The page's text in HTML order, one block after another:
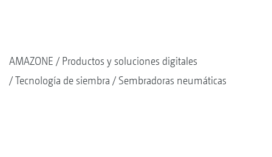
AMAZONE
Productos y soluciones digitales
Tecnología de siembra
Sembradoras neumáticas